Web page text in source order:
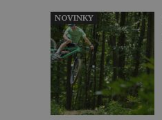
NOVINKY